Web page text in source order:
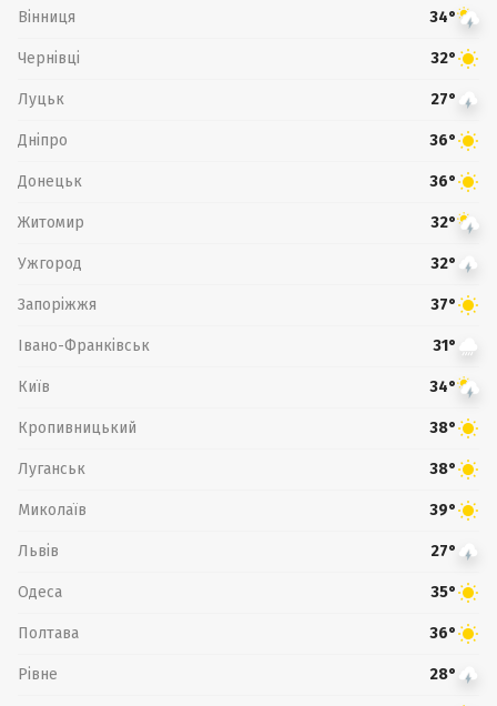
Вінниця 34°
Чернівці 32°
Луцьк 27°
Дніпро 36°
Донецьк 36°
Житомир 32°
Ужгород 32°
Запоріжжя 37°
Івано-Франківськ 31°
Київ 34°
Кропивницький 38°
Луганськ 38°
Миколаїв 39°
Львів 27°
Одеса 35°
Полтава 36°
Рівне 28°